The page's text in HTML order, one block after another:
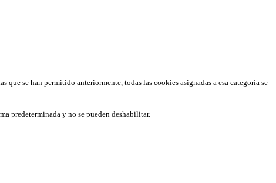
se han permitido anteriormente, todas las cookies asignadas a esa categoría se
predeterminada y no se pueden deshabilitar.